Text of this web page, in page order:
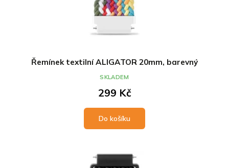
Řemínek textilní ALIGATOR 20mm, barevný
299 Kč
Do košíku
SKLADEM